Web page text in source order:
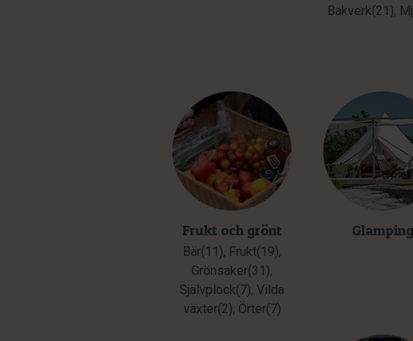
Bakverk(21),
Frukt och grönt
Bär(11), Frukt(19),
Grönsaker(31),
Självplock(7), Vilda
växter(2), Örter(7)
Glamping